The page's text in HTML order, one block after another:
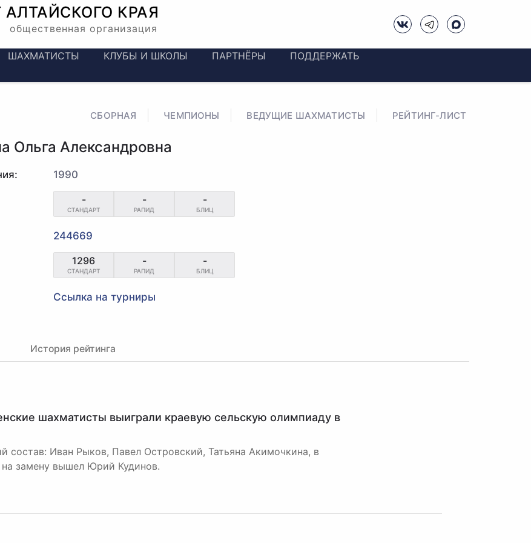
АЛТАЙСКОГО КРАЯ
общественная организация
ШАХМАТИСТЫ КЛУБЫ И ШКОЛЫ ПАРТНЁРЫ ПОДДЕРЖАТЬ
СБОРНАЯ ЧЕМПИОНЫ ВЕДУЩИЕ ШАХМАТИСТЫ РЕЙТИНГ-ЛИСТ
Ольга Александровна
1990
-
СТАНДАРТ
-
РАПИД
-
БЛИЦ
244669
1296
СТАНДАРТ
-
РАПИД
-
БЛИЦ
Ссылка на турниры
История рейтинга
шахматисты выиграли краевую сельскую олимпиаду в
состав: Иван Рыков, Павел Островский, Татьяна Акимочкина, в
замену вышел Юрий Кудинов.